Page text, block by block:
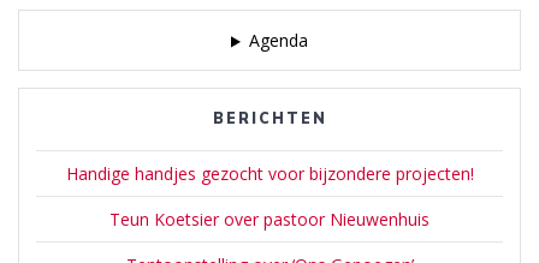
Agenda
BERICHTEN
Handige handjes gezocht voor bijzondere projecten!
Teun Koetsier over pastoor Nieuwenhuis